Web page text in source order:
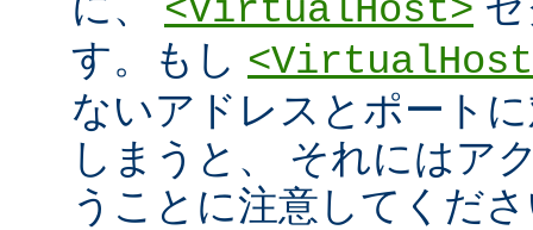
<VirtualHost>
す。もし
ないアドレスとポート
しまうと、 それにはア
うことに注意してくだ